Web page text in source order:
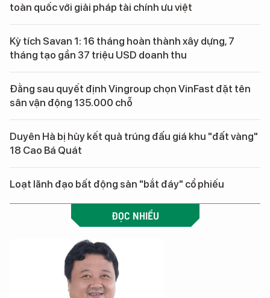
toàn quốc với giải pháp tài chính ưu việt
Kỳ tích Savan 1: 16 tháng hoàn thành xây dựng, 7
tháng tạo gần 37 triệu USD doanh thu
Đằng sau quyết định Vingroup chọn VinFast đặt tên
sân vận động 135.000 chỗ
Duyên Hà bị hủy kết quả trúng đấu giá khu "đất vàng"
18 Cao Bá Quát
Loạt lãnh đạo bất động sản "bắt đáy" cổ phiếu
ĐỌC NHIỀU